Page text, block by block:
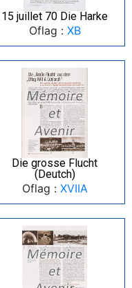
15 juillet 70 Die Harke
Oflag : XB
Die grosse Flucht
(Deutch)
Oflag : XVIIA